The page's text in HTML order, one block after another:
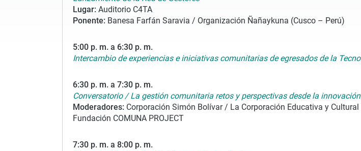
Lugar: Auditorio C4TA
Ponente: Banesa Farfán Saravia / Organización Ñañaykuna (Cusco – Perú)
5:00 p. m. a 6:30 p. m.
Intercambio de experiencias e iniciativas comunitarias de egresados de la
6:30 p. m. a 7:30 p. m.
Conversatorio / La gestión comunitaria retos y perspectivas desde la
Moderadores: Corporación Simón Bolívar / La Corporación Educativa y
Fundación COMUNA PROJECT
7:30 p. m. a 8:00 p. m.